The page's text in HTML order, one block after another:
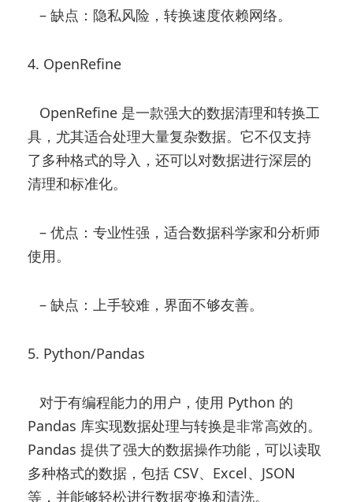
– 缺点：隐私风险，转换速度依赖网络。
4. OpenRefine
OpenRefine 是一款强大的数据清理和转换工
具，尤其适合处理大量复杂数据。它不仅支持
了多种格式的导入，还可以对数据进行深层的
清理和标准化。
– 优点：专业性强，适合数据科学家和分析师
使用。
– 缺点：上手较难，界面不够友善。
5. Python/Pandas
对于有编程能力的用户，使用 Python 的
Pandas 库实现数据处理与转换是非常高效的。
Pandas 提供了强大的数据操作功能，可以读取
多种格式的数据，包括 CSV、Excel、JSON
等，并能够轻松进行数据变换和清洗。